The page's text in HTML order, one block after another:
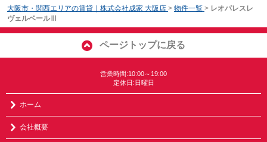
大阪市・関西エリアの賃貸｜株式会社成家 大阪店 > 物件一覧 > レオパレスレ
ヴェルベールⅢ
ページトップに戻る
営業時間:10:00～19:00
定休日:日曜日
ホーム
会社概要